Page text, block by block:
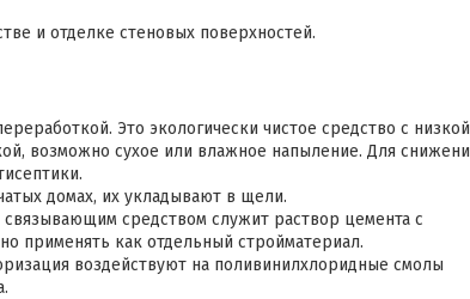
и отделке стеновых поверхностей.
Это экологически чистое средство с низкой
возможно сухое или влажное напыление. Для
домах, их укладывают в щели.
средством служит раствор цемента с
применять как отдельный стройматериал.
воздействуют на поливинилхлоридные смолы